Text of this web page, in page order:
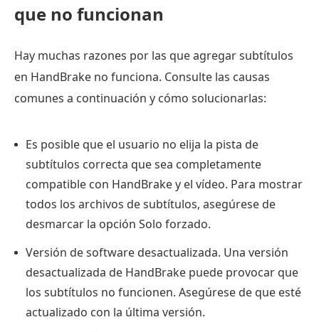
que no funcionan
Hay muchas razones por las que agregar subtítulos
en HandBrake no funciona. Consulte las causas
comunes a continuación y cómo solucionarlas:
Es posible que el usuario no elija la pista de
subtítulos correcta que sea completamente
compatible con HandBrake y el vídeo. Para mostrar
todos los archivos de subtítulos, asegúrese de
desmarcar la opción Solo forzado.
Versión de software desactualizada. Una versión
desactualizada de HandBrake puede provocar que
los subtítulos no funcionen. Asegúrese de que esté
actualizado con la última versión.